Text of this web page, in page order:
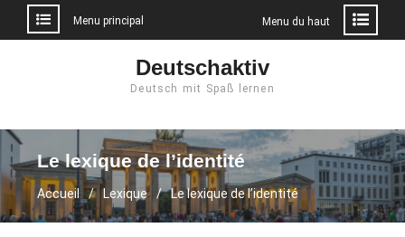
Menu principal Menu du haut
Deutschaktiv
Deutsch mit Spaß lernen
Le lexique de l’identité
Accueil Lexique Le lexique de l’identité